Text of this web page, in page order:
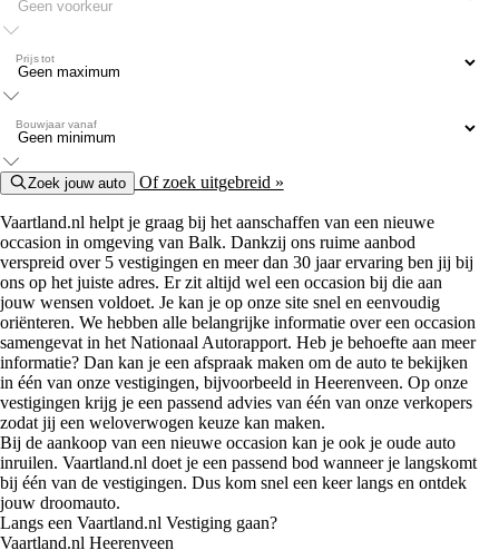
Prijs tot
Bouwjaar vanaf
Zoek jouw auto Of zoek uitgebreid »
Vaartland.nl helpt je graag bij het aanschaffen van een nieuwe
occasion in omgeving van Balk. Dankzij ons ruime aanbod
verspreid over 5 vestigingen en meer dan 30 jaar ervaring ben jij bij
ons op het juiste adres. Er zit altijd wel een occasion bij die aan
jouw wensen voldoet. Je kan je op onze site snel en eenvoudig
oriënteren. We hebben alle belangrijke informatie over een occasion
samengevat in het Nationaal Autorapport. Heb je behoefte aan meer
informatie? Dan kan je een afspraak maken om de auto te bekijken
in één van onze vestigingen, bijvoorbeeld in Heerenveen. Op onze
vestigingen krijg je een passend advies van één van onze verkopers
zodat jij een weloverwogen keuze kan maken.
Bij de aankoop van een nieuwe occasion kan je ook je oude auto
inruilen. Vaartland.nl doet je een passend bod wanneer je langskomt
bij één van de vestigingen. Dus kom snel een keer langs en ontdek
jouw droomauto.
Langs een Vaartland.nl Vestiging gaan?
Vaartland.nl Heerenveen